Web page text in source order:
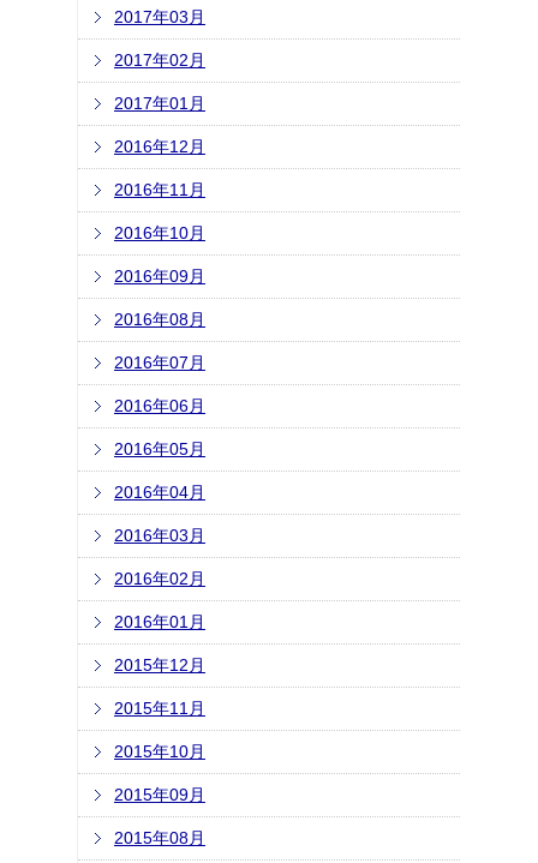
2017年03月
2017年02月
2017年01月
2016年12月
2016年11月
2016年10月
2016年09月
2016年08月
2016年07月
2016年06月
2016年05月
2016年04月
2016年03月
2016年02月
2016年01月
2015年12月
2015年11月
2015年10月
2015年09月
2015年08月